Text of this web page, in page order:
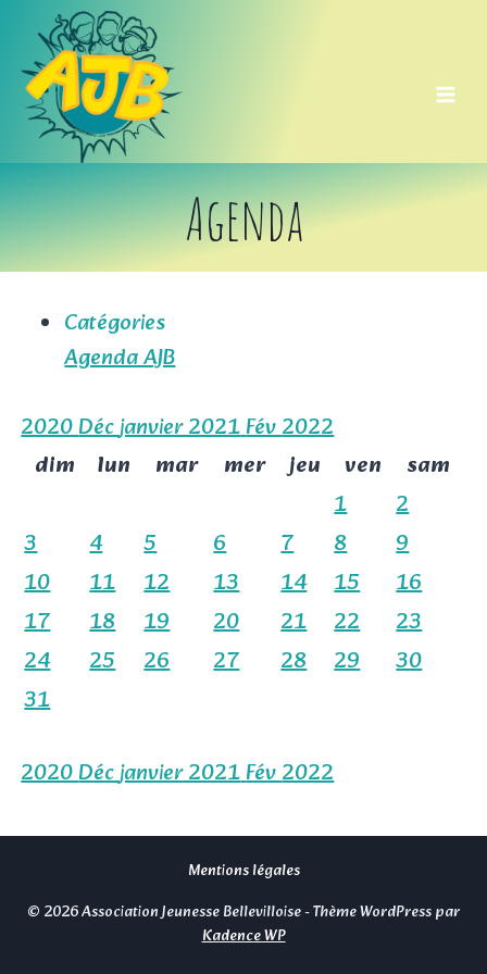
contenu
Agenda
Catégories
Agenda AJB
2020Décjanvier 2021Fév2022
dim
lun mar mer jeu ven
sam
1
2
3
4 5 6 7 8
9
10
11 12 13 14 15
16
17
18 19 20 21 22
23
24
25 26 27 28 29
30
31
2020Décjanvier 2021Fév2022
Mentions légales
© 2026 Association Jeunesse Bellevilloise - Thème WordPress par
Kadence WP